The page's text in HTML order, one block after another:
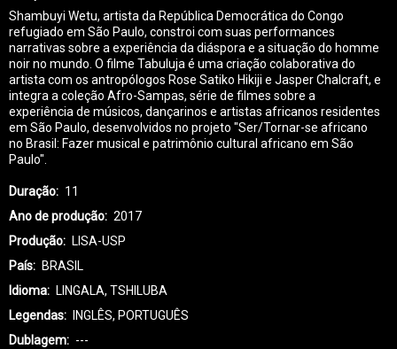
Shambuyi Wetu, artista da República Democrática do Congo
refugiado em São Paulo, constroi com suas performances
narrativas sobre a experiência da diáspora e a situação do homme
noir no mundo. O filme Tabuluja é uma criação colaborativa do
artista com os antropólogos Rose Satiko Hikiji e Jasper Chalcraft, e
integra a coleção Afro-Sampas, série de filmes sobre a
experiência de músicos, dançarinos e artistas africanos residentes
em São Paulo, desenvolvidos no projeto "Ser/Tornar-se africano
no Brasil: Fazer musical e patrimônio cultural africano em São
Paulo".
Duração
11
Ano de produção
2017
Produção
LISA-USP
País
BRASIL
Idioma
LINGALA, TSHILUBA
Legendas
INGLÊS, PORTUGUÊS
Dublagem
---